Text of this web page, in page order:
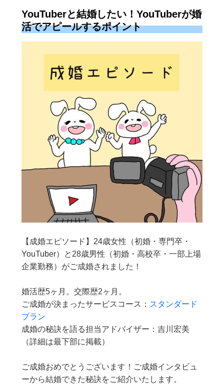
YouTuberと結婚したい！YouTuberが婚
活でアピールするポイント
【成婚エピソード】24歳女性（初婚・専門卒・
YouTuber）と28歳男性（初婚・高校卒・一部上場
企業勤務）がご成婚されました！
婚活歴5ヶ月。交際歴2ヶ月。
ご成婚が決まったサービスコース： スタンダード
プラン
成婚の秘訣を語る担当アドバイザー：吉川宏美
（詳細は最下部に掲載）
ご成婚おめでとうございます！ご成婚インタビュ
ーから結婚できた秘訣をご紹介いたします。